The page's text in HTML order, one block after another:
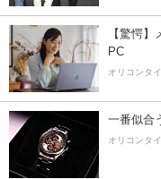
【驚愕
PC
オリコンタ
一番似合
オリコンタ